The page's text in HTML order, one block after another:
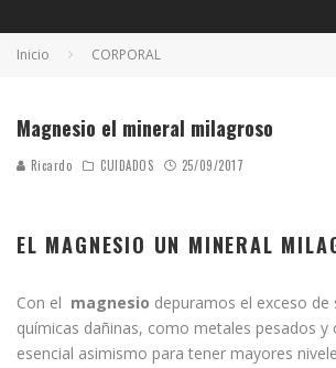
Inicio CORPORAL
Magnesio el mineral milagroso
Ricardo CUIDADOS 25/09/2017
EL MAGNESIO UN MINERAL
Con el magnesio depuramos el exceso de
químicas dañinas, como metales pesados y
esencial asimismo para tener mayores